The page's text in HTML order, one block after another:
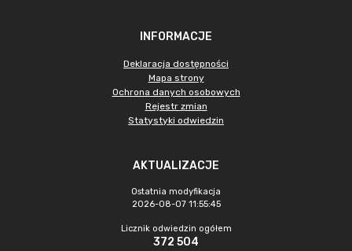
INFORMACJE
Deklaracja dostępności
Mapa strony
Ochrona danych osobowych
Rejestr zmian
Statystyki odwiedzin
AKTUALIZACJE
Ostatnia modyfikacja
2026-08-07 11:55:45
Licznik odwiedzin ogółem
372 504